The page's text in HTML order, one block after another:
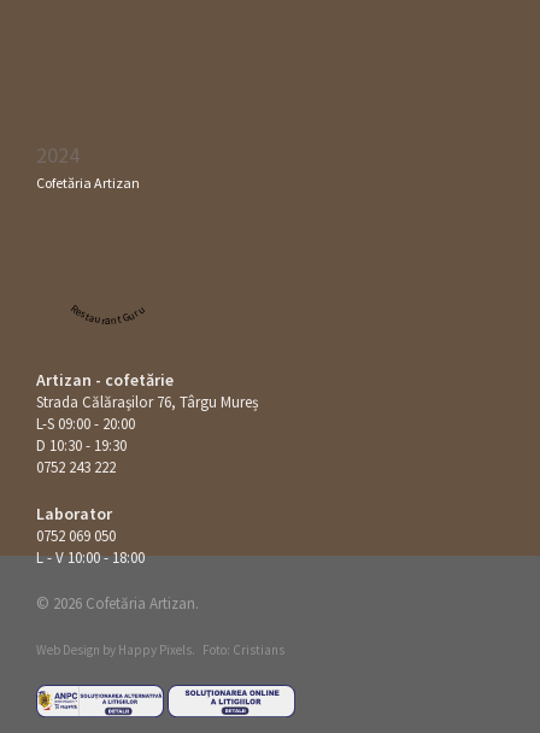
2024
Cofetăria Artizan
Restaurant Guru
Artizan - cofetărie
Strada Călăraşilor 76, Târgu Mureș
L-S 09:00 - 20:00
D 10:30 - 19:30
0752 243 222
Laborator
0752 069 050
L - V 10:00 - 18:00
© 2026 Cofetăria Artizan.
Web Design by Happy Pixels. Foto: Cristians